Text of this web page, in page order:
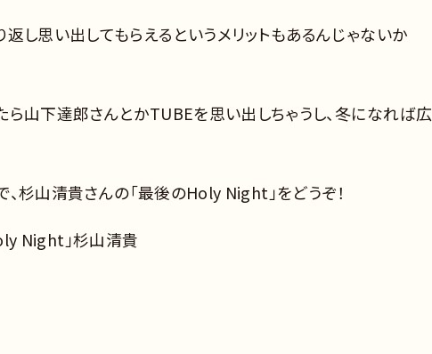
返し思い出してもらえるというメリットもあるんじゃないか
ら山下達郎さんとかTUBEを思い出しちゃうし、冬になれば広
、杉山清貴さんの「最後のHoly Night」をどうぞ！
Night」杉山清貴